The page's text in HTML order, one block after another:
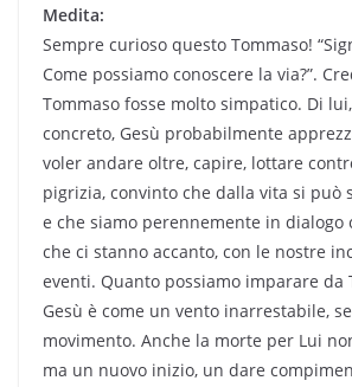
Medita:
Sempre curioso questo Tommaso!
Come possiamo conoscere la via?”.
Tommaso fosse molto simpatico. Di
concreto, Gesù probabilmente
voler andare oltre, capire, lottare
pigrizia, convinto che dalla vita si può
e che siamo perennemente in dialogo
che ci stanno accanto, con le nostre
eventi. Quanto possiamo imparare da
Gesù è come un vento inarrestabile,
movimento. Anche la morte per Lui
ma un nuovo inizio, un dare